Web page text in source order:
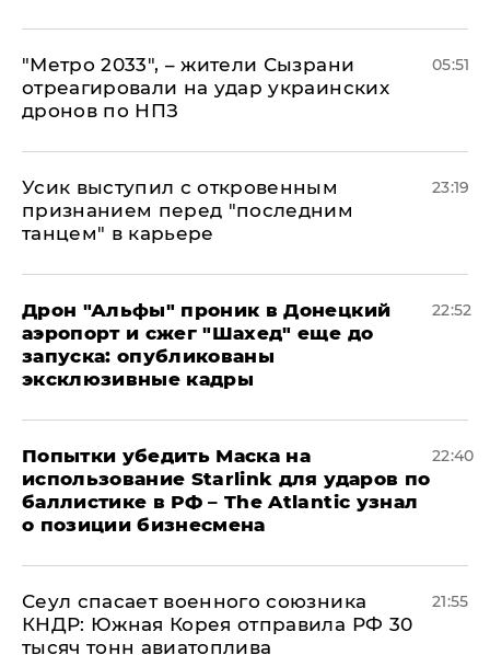
"Метро 2033", – жители Сызрани
отреагировали на удар украинских
дронов по НПЗ
05:51
Усик выступил с откровенным
признанием перед "последним
танцем" в карьере
23:19
Дрон "Альфы" проник в Донецкий
аэропорт и сжег "Шахед" еще до
запуска: опубликованы
эксклюзивные кадры
22:52
Попытки убедить Маска на
использование Starlink для ударов по
баллистике в РФ – The Atlantic узнал
о позиции бизнесмена
22:40
​Сеул спасает военного союзника
КНДР: Южная Корея отправила РФ 30
тысяч тонн авиатоплива
21:55